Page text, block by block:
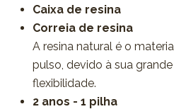
Caixa de resina
Correia de resina
A resina natural é o
pulso, devido à sua
flexibilidade.
2 anos - 1 pilha